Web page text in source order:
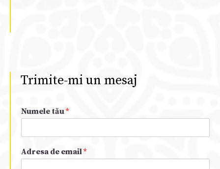
Trimite-mi un mesaj
Numele tău*
Adresa de email*